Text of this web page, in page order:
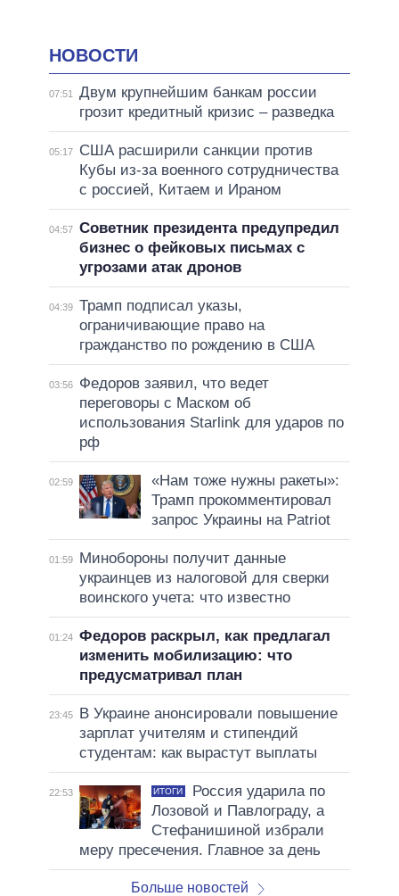
НОВОСТИ
07:51
Двум крупнейшим банкам россии
грозит кредитный кризис – разведка
05:17
США расширили санкции против
Кубы из-за военного сотрудничества
с россией, Китаем и Ираном
04:57 Советник президента предупредил
бизнес о фейковых письмах с
угрозами атак дронов
04:39 Трамп подписал указы,
ограничивающие право на
гражданство по рождению в США
03:56
Федоров заявил, что ведет
переговоры с Маском об
использования Starlink для ударов по
рф
02:59
«Нам тоже нужны ракеты»:
Трамп прокомментировал
запрос Украины на Patriot
01:59
Минобороны получит данные
украинцев из налоговой для сверки
воинского учета: что известно
01:24 Федоров раскрыл, как предлагал
изменить мобилизацию: что
предусматривал план
23:45
В Украине анонсировали повышение
зарплат учителям и стипендий
студентам: как вырастут выплаты
22:53 ИТОГИ
Россия ударила по
Лозовой и Павлограду, а
Стефанишиной избрали
меру пресечения. Главное за день
Больше новостей